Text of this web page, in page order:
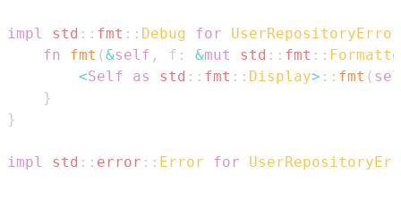
impl std :: fmt :: Debug for
UserRepositoryError
fn
fmt (&self , f : &mut std :: fmt ::
<Self as std :: fmt :: Display> :: fmt (
}
}
impl std :: error :: Error for